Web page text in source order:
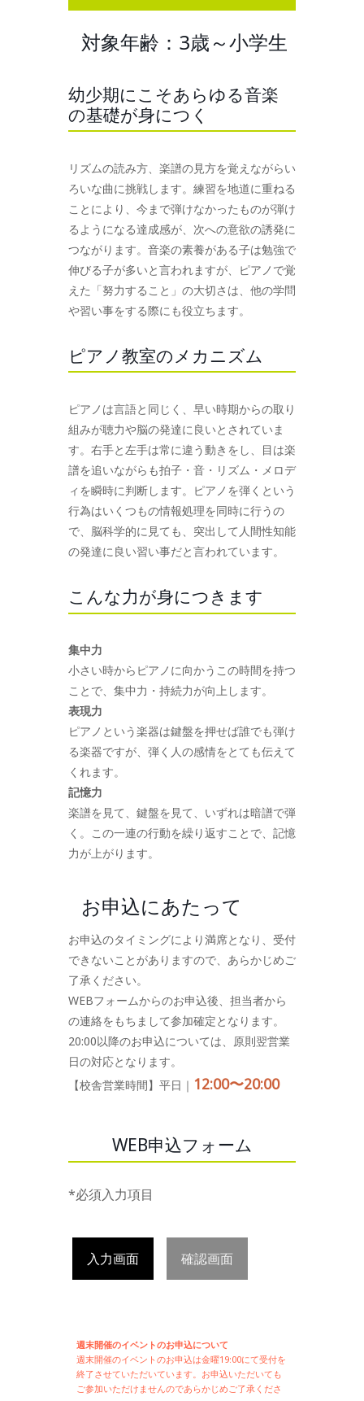
対象年齢：3歳～小学生
幼少期にこそあらゆる音楽
の基礎が身につく
リズムの読み方、楽譜の見方を覚えながらい
ろいな曲に挑戦します。練習を地道に重ねる
ことにより、今まで弾けなかったものが弾け
るようになる達成感が、次への意欲の誘発に
つながります。音楽の素養がある子は勉強で
伸びる子が多いと言われますが、ピアノで覚
えた「努力すること」の大切さは、他の学問
や習い事をする際にも役立ちます。
ピアノ教室のメカニズム
ピアノは言語と同じく、早い時期からの取り
組みが聴力や脳の発達に良いとされていま
す。右手と左手は常に違う動きをし、目は楽
譜を追いながらも拍子・音・リズム・メロデ
ィを瞬時に判断します。ピアノを弾くという
行為はいくつもの情報処理を同時に行うの
で、脳科学的に見ても、突出して人間性知能
の発達に良い習い事だと言われています。
こんな力が身につきます
集中力
小さい時からピアノに向かうこの時間を持つ
ことで、集中力・持続力が向上します。
表現力
ピアノという楽器は鍵盤を押せば誰でも弾け
る楽器ですが、弾く人の感情をとても伝えて
くれます。
記憶力
楽譜を見て、鍵盤を見て、いずれは暗譜で弾
く。この一連の行動を繰り返すことで、記憶
力が上がります。
お申込にあたって
お申込のタイミングにより満席となり、受付
できないことがありますので、あらかじめご
了承ください。
WEBフォームからのお申込後、担当者から
の連絡をもちまして参加確定となります。
20:00以降のお申込については、原則翌営業
日の対応となります。
【校舎営業時間】平日｜ 12:00〜20:00
WEB申込フォーム
*必須入力項目
入力画面 確認画面
週末開催のイベントのお申込について
週末開催のイベントのお申込は金曜19:00にて受付を
終了させていただいています。お申込いただいても
ご参加いただけませんのであらかじめご了承くださ